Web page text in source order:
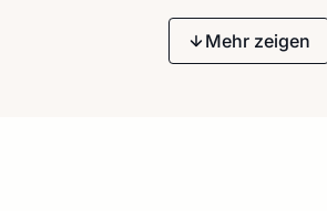
Mehr zeigen